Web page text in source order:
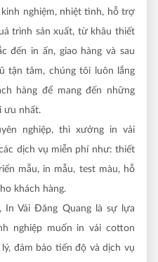
nghiệm, nhiệt tình, hỗ trợ
trình sản xuất, từ khâu thiết
đến in ấn, giao hàng và sau
tận tâm, chúng tôi luôn lắng
hàng để mang đến những
ưu nhất.
nghiệp, thì xưởng in vải
dịch vụ miễn phí như: thiết
mẫu, in mẫu, test màu, hỗ
khách hàng.
Vải Đăng Quang là sự lựa
nghiệp muốn in vải cotton
đảm bảo tiến độ và dịch vụ